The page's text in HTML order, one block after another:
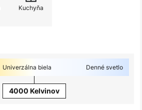
Kuchyňa
Univerzálna biela Denné svetlo
4000 Kelvinov